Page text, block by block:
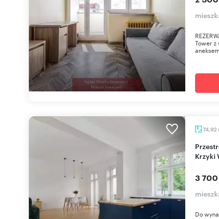
Tower z
74,92
Przestronne 2-pokojowe mieszkanie 75 m² -
Krzyki
3 700
Do